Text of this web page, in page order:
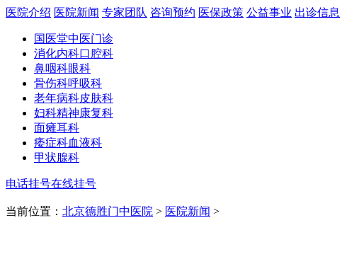
医院介绍 医院新闻 专家团队 咨询预约 医保政策 公益事业 出诊信息
国医堂中医门诊
消化内科口腔科
鼻咽科眼科
骨伤科呼吸科
老年病科皮肤科
妇科精神康复科
面瘫耳科
痿症科血液科
甲状腺科
电话挂号在线挂号
当前位置： 北京德胜门中医院 > 医院新闻 >